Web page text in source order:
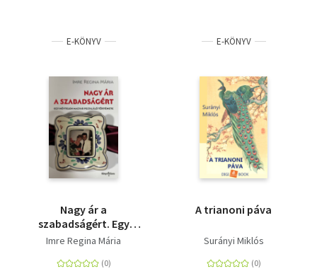
E-KÖNYV
Nagy ár a
szabadságért. Egy
névtelen magyar
Imre Regina Mária
E-KÖNYV
A trianoni páva
Surányi Miklós